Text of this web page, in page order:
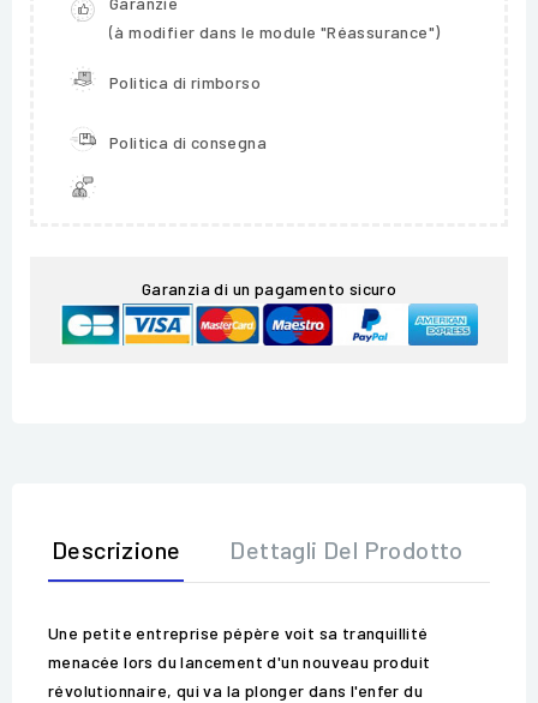
(à modifier dans le module "Réassurance")
Politica di rimborso
Politica di consegna
Garanzia di un pagamento sicuro
Descrizione Dettagli Del Prodotto
Une petite entreprise pépère voit sa tranquillité
menacée lors du lancement d'un nouveau produit
révolutionnaire, qui va la plonger dans l'enfer du